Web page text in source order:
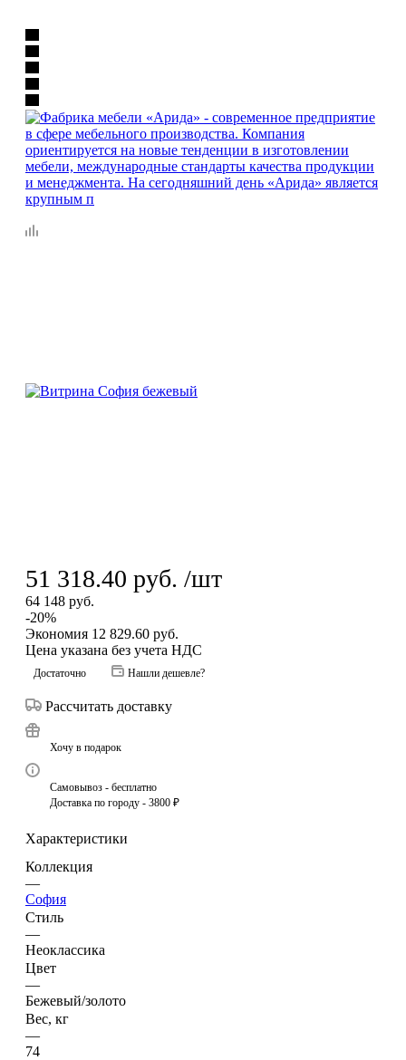
51 318.40 руб. /шт
64 148 руб.
-20%
Экономия 12 829.60 руб.
Цена указана без учета НДС
Достаточно Нашли дешевле?
Рассчитать доставку
Хочу в подарок
Самовывоз - бесплатно
Доставка по городу - 3800 ₽
Характеристики
Коллекция
—
София
Стиль
—
Неоклассика
Цвет
—
Бежевый/золото
Вес, кг
—
74